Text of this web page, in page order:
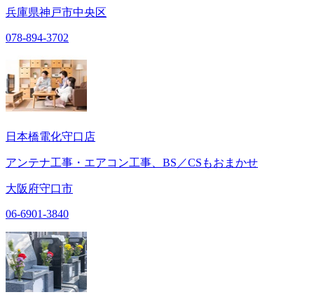
兵庫県神戸市中央区
078-894-3702
日本橋電化守口店
アンテナ工事・エアコン工事、BS／CSもおまかせ
大阪府守口市
06-6901-3840